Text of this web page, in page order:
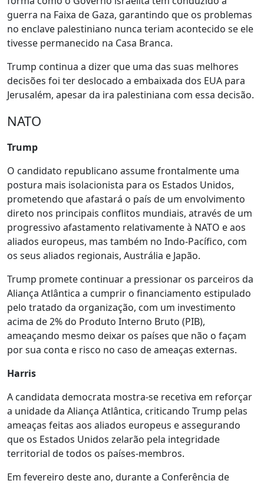
guerra na Faixa de Gaza, garantindo que os problemas
no enclave palestiniano nunca teriam acontecido se ele
tivesse permanecido na Casa Branca.
Trump continua a dizer que uma das suas melhores
decisões foi ter deslocado a embaixada dos EUA para
Jerusalém, apesar da ira palestiniana com essa decisão.
NATO
Trump
O candidato republicano assume frontalmente uma
postura mais isolacionista para os Estados Unidos,
prometendo que afastará o país de um envolvimento
direto nos principais conflitos mundiais, através de um
progressivo afastamento relativamente à NATO e aos
aliados europeus, mas também no Indo-Pacífico, com
os seus aliados regionais, Austrália e Japão.
Trump promete continuar a pressionar os parceiros da
Aliança Atlântica a cumprir o financiamento estipulado
pelo tratado da organização, com um investimento
acima de 2% do Produto Interno Bruto (PIB),
ameaçando mesmo deixar os países que não o façam
por sua conta e risco no caso de ameaças externas.
Harris
A candidata democrata mostra-se recetiva em reforçar
a unidade da Aliança Atlântica, criticando Trump pelas
ameaças feitas aos aliados europeus e assegurando
que os Estados Unidos zelarão pela integridade
territorial de todos os países-membros.
Em fevereiro deste ano, durante a Conferência de